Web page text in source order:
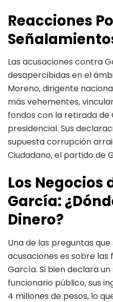
Reacciones
Las acusaciones contra
desapercibidas en el
Moreno, dirigente
más vehementes,
fondos con la retirada
presidencial. Sus
supuesta corrupción
Ciudadano, el partido de
Los Negocios
García:
Dinero?
Una de las preguntas
acusaciones es sobre las
García. Si bien declara
funcionario público, sus
4 millones de pesos, lo